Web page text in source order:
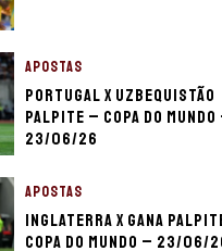
APOSTAS
Portugal x Uzbequistão
palpite – Copa do Mundo
23/06/26
APOSTAS
Inglaterra x Gana
Copa do Mundo – 23/06/